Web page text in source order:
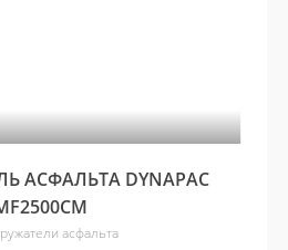
АСФАЛЬТА DYNAPAC
асфальта